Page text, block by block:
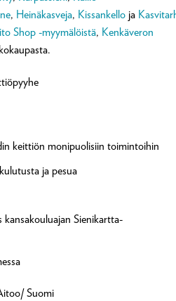
, Heinäkasveja, Kissankello ja
Shop -myymälöistä, Kenkäveron
keittiön monipuolisiin toimintoihin
ja pesua
Sienikartta-
Suomi